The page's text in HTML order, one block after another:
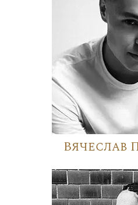
Вячеслав